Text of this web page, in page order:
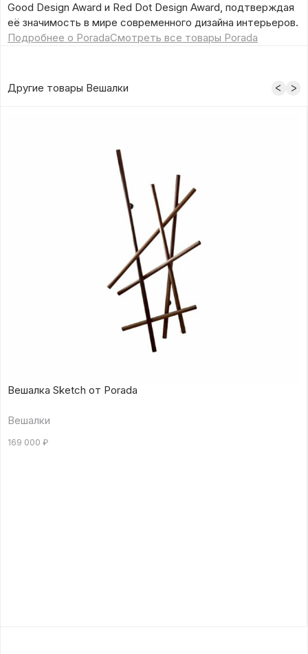
Good Design Award и Red Dot Design Award, подтверждая
её значимость в мире современного дизайна интерьеров.
Подробнее о PoradaСмотреть все товары Porada
Другие товары Вешалки
Вешалка Sketch от Porada
Вешалки
169 000 ₽